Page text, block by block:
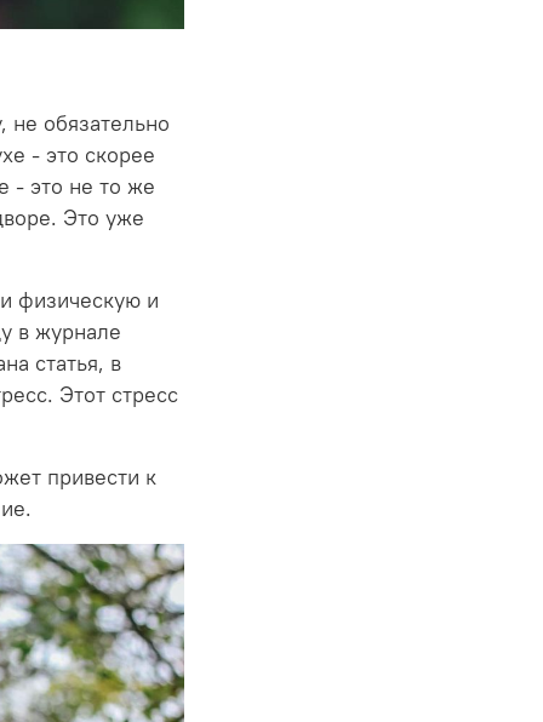
не обязательно
- это скорее
- это не то же
Это уже
физическую и
в журнале
статья, в
Этот стресс
привести к